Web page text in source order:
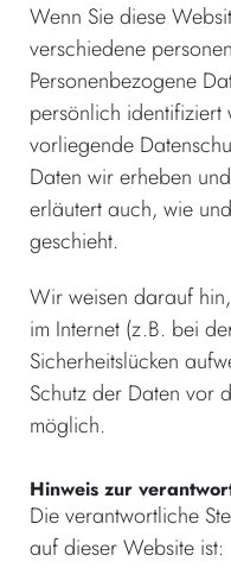
Wenn Sie diese
verschiedene
Personenbezogene
persönlich identifiziert
vorliegende
Daten wir erheben
erläutert auch, wie
geschieht.
Wir weisen darauf
im Internet (z.B. bei
Sicherheitslücken
Schutz der Daten vor
möglich.
Hinweis zur
Die verantwortliche
auf dieser Website ist: